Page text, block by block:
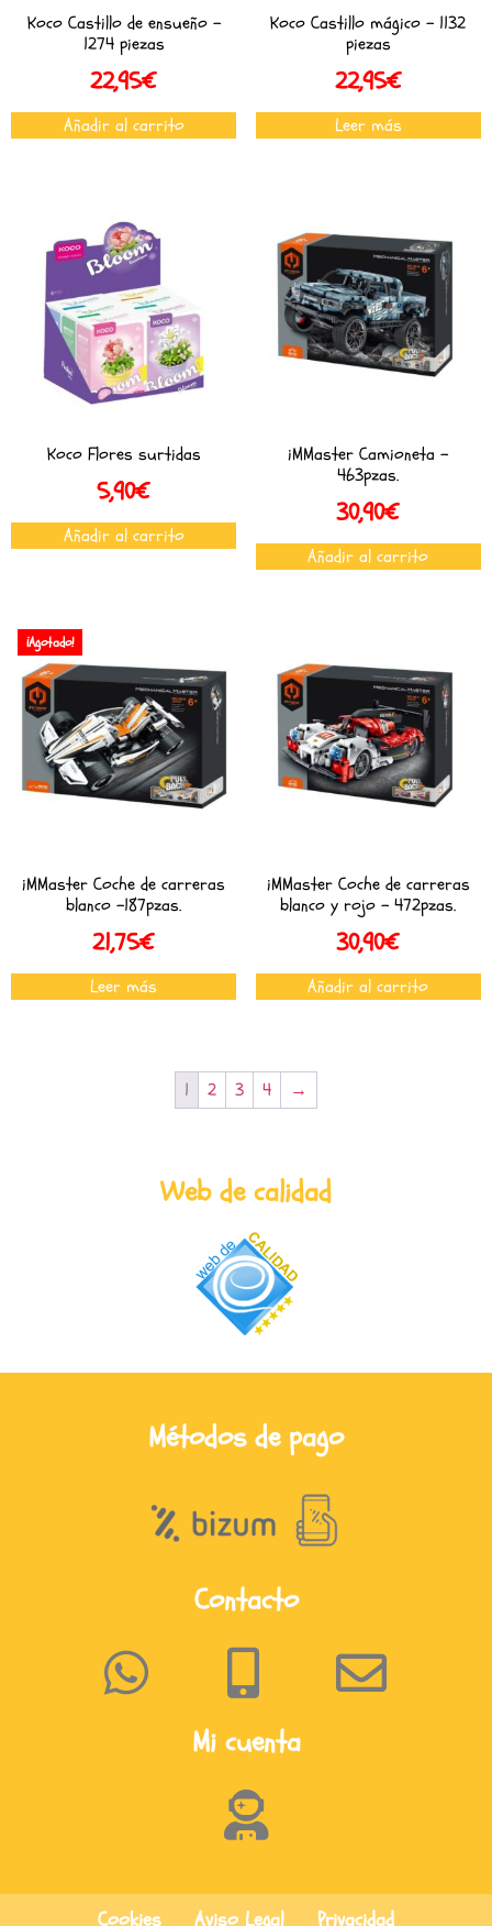
Koco Castillo de ensueño –
1274 piezas
22,95€
Añadir al carrito
Koco Castillo mágico – 1132
piezas
22,95€
Leer más
Koco Flores surtidas
5,90€
Añadir al carrito
iMMaster Camioneta –
463pzas.
30,90€
Añadir al carrito
¡Agotado!
iMMaster Coche de carreras
blanco -187pzas.
21,75€
Leer más
iMMaster Coche de carreras
blanco y rojo – 472pzas.
30,90€
Añadir al carrito
1 2 3 4 →
Web de calidad
Métodos de pago
Contacto
Mi cuenta
Cookies Aviso Legal Privacidad